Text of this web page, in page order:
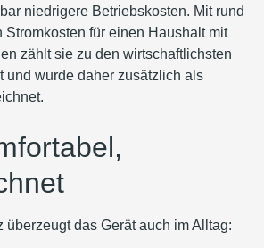
niedrigere Betriebskosten. Mit rund
für einen Haushalt mit
zählt sie zu den wirtschaftlichsten
und wurde daher zusätzlich als
überzeugt das Gerät auch im Alltag: